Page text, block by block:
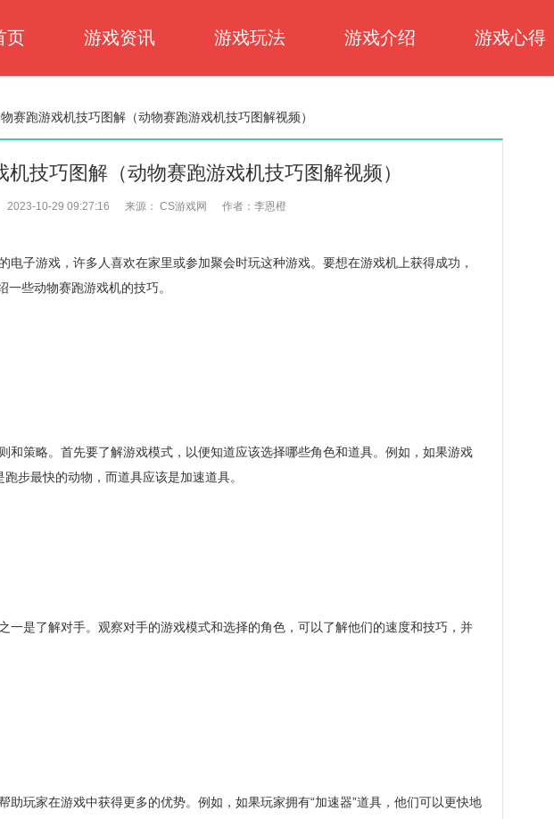
页 游戏资讯 游戏玩法 游戏介绍 游戏心得
赛跑游戏机技巧图解（动物赛跑游戏机技巧图解视频）
机技巧图解（动物赛跑游戏机技巧图解视频）
2023-10-29 09:27:16 来源： CS游戏网 作者：李恩橙
子游戏，许多人喜欢在家里或参加聚会时玩这种游戏。要想在游戏机上获得成功，
些动物赛跑游戏机的技巧。
策略。首先要了解游戏模式，以便知道应该选择哪些角色和道具。例如，如果游戏
步最快的动物，而道具应该是加速道具。
是了解对手。观察对手的游戏模式和选择的角色，可以了解他们的速度和技巧，并
玩家在游戏中获得更多的优势。例如，如果玩家拥有“加速器”道具，他们可以更快地